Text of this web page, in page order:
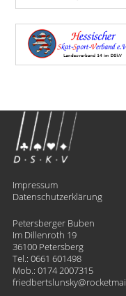
Impressum
Datenschutzerklärung
Petersberger Buben
Im Dillenroth 19
36100 Petersberg
Tel.: 0661 601498
Mob.: 0174 2007315
friedbertslunsky